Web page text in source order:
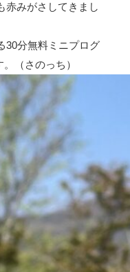
赤みがさしてきまし
分無料ミニプログ
（さのっち）